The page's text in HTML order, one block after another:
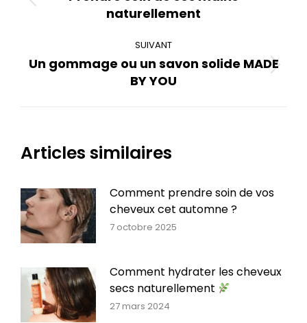
Article
précédent
naturellement
SUIVANT
Article
suivant
Un gommage ou un savon solide MADE
BY YOU
Articles similaires
Comment prendre soin de vos
cheveux cet automne ?
7 octobre 2025
Comment hydrater les cheveux
secs naturellement
27 mars 2024